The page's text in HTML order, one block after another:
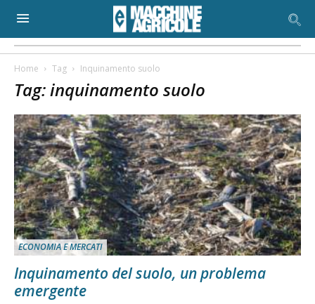
Home Tag Inquinamento suolo
Tag: inquinamento suolo
ECONOMIA E MERCATI
Inquinamento del suolo, un problema
emergente